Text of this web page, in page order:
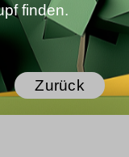
finden.
Zurück